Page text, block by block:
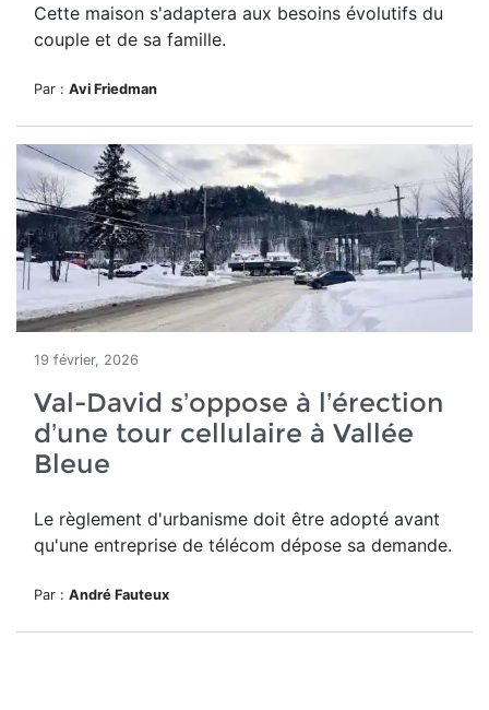
Cette maison s'adaptera aux besoins évolutifs du
couple et de sa famille.
Par : Avi Friedman
19 février, 2026
Val-David s’oppose à l’érection
d’une tour cellulaire à Vallée
Bleue
Le règlement d'urbanisme doit être adopté avant
qu'une entreprise de télécom dépose sa demande.
Par : André Fauteux